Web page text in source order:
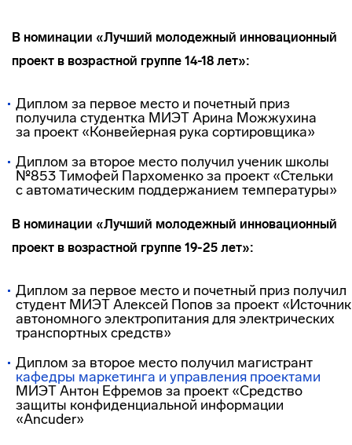
В номинации «Лучший молодежный инновационный
проект в возрастной группе 14-18 лет»:
Диплом за первое место и почетный приз
получила студентка МИЭТ Арина Можжухина
за проект «Конвейерная рука сортировщика»
Диплом за второе место получил ученик школы
№853 Тимофей Пархоменкоза проект «Стельки
с автоматическим поддержанием температуры»
В номинации «Лучший молодежный инновационный
проект в возрастной группе 19-25 лет»:
Диплом за первое место и почетный приз получил
студент МИЭТ Алексей Попов за проект «Источник
автономного электропитания для электрических
транспортных средств»
Диплом за второе место получил магистрант
кафедры маркетинга и управления проектами
МИЭТ Антон Ефремов за проект «Средство
защиты конфиденциальной информации
«Ancuder»